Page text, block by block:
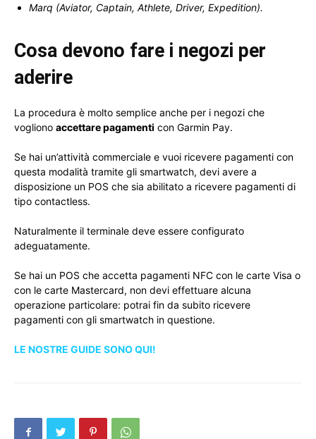
Marq (Aviator, Captain, Athlete, Driver, Expedition).
Cosa devono fare i negozi per
aderire
La procedura è molto semplice anche per i negozi che
vogliono accettare pagamenti con Garmin Pay.
Se hai un’attività commerciale e vuoi ricevere pagamenti con
questa modalità tramite gli smartwatch, devi avere a
disposizione un POS che sia abilitato a ricevere pagamenti di
tipo contactless.
Naturalmente il terminale deve essere configurato
adeguatamente.
Se hai un POS che accetta pagamenti NFC con le carte Visa o
con le carte Mastercard, non devi effettuare alcuna
operazione particolare: potrai fin da subito ricevere
pagamenti con gli smartwatch in questione.
LE NOSTRE GUIDE SONO QUI!